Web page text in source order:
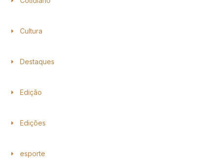
Cultura
Destaques
Edição
Edições
esporte